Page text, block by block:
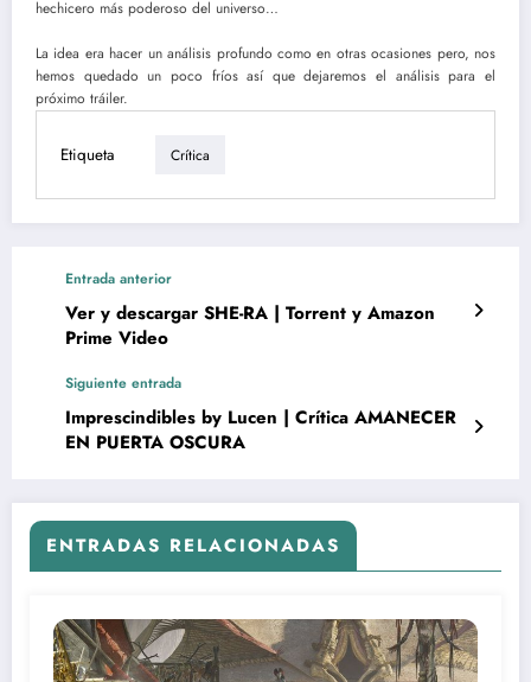
hechicero más poderoso del universo…
La idea era hacer un análisis profundo como en otras ocasiones pero, nos
hemos quedado un poco fríos así que dejaremos el análisis para el
próximo tráiler.
Etiqueta Crítica
Entrada anterior
Ver y descargar SHE-RA | Torrent y Amazon
Prime Video
Siguiente entrada
Imprescindibles by Lucen | Crítica AMANECER
EN PUERTA OSCURA
ENTRADAS RELACIONADAS